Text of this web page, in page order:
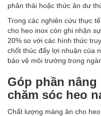
phân thải hoặc thức ăn dư
Trong các nghiên cứu thực
cho heo inox còn ghi nhận
20% so với các hình thức
chốt thúc đẩy lợi nhuận của
bảo vệ môi trường trong
Góp phần
chăm sóc heo
Chất lượng máng ăn cho